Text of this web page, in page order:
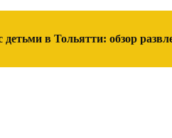
детьми в Тольятти: обзор